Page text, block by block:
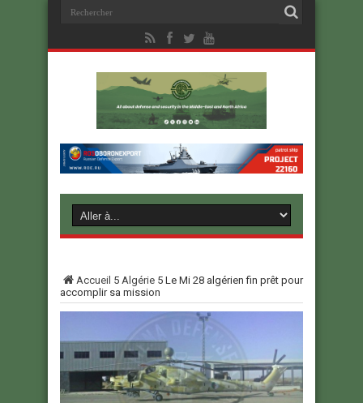
Accueil 5 Algérie 5 Le Mi 28 algérien fin prêt pour
accomplir sa mission